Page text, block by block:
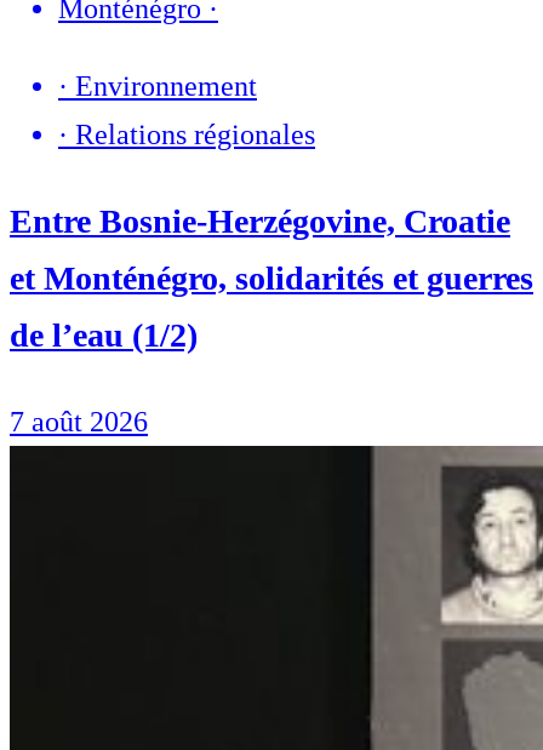
Monténégro ·
· Environnement
· Relations régionales
Entre Bosnie-Herzégovine, Croatie
et Monténégro, solidarités et guerres
de l’eau (1/2)
7 août 2026